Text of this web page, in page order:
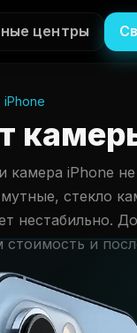
центры
камера iPhone
стекло
нестабильно.
стоимость и